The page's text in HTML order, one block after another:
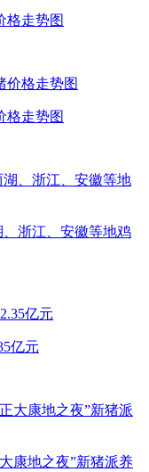
格走势图
格走势图
浙江、安徽等地鸡
亿元
康地之夜”新猪派养